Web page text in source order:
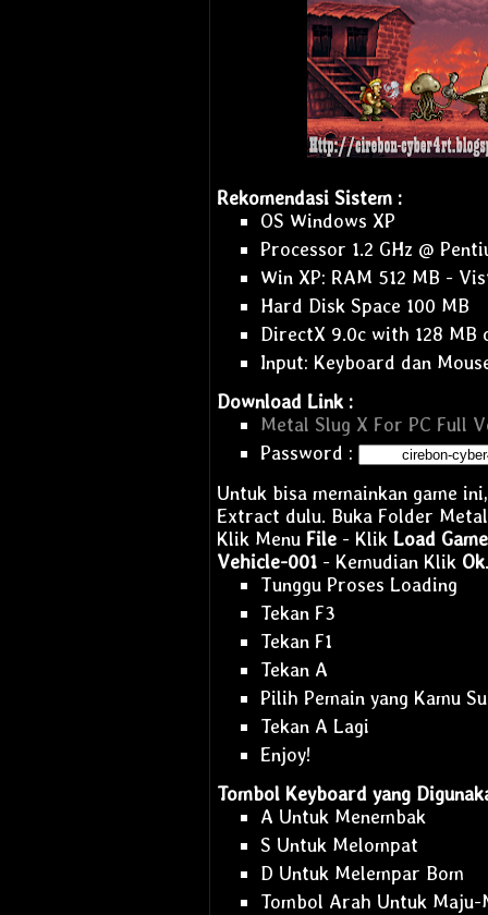
Rekomendasi Sistem :
OS Windows XP
Processor 1.2 GHz @
Win XP: RAM 512 MB -
Hard Disk Space 100 MB
DirectX 9.0c with 128 MB
Input: Keyboard dan
Download Link :
Metal Slug X For PC Full
Password :
Untuk bisa memainkan game
Extract dulu. Buka Folder
Klik Menu File- Klik Load Game
Vehicle-001- Kemudian Klik Ok.
Tunggu Proses Loading
Tekan F3
Tekan F1
Tekan A
Pilih Pemain yang Kamu
Tekan A Lagi
Enjoy!
Tombol Keyboard yang
A Untuk Menembak
S Untuk Melompat
D Untuk Melempar Bom
Tombol Arah Untuk Maju-